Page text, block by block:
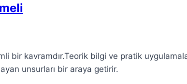
bir kavramdır.Teorik bilgi ve pratik
unsurları bir araya getirir.